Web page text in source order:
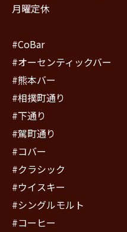
月曜定休
#CoBar
#オーセンティックバー
#熊本バー
#相撲町通り
#下通り
#駕町通り
#コバー
#クラシック
#ウイスキー
#シングルモルト
#コーヒー